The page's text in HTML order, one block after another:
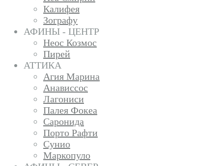
Калифея
Зографу
АФИНЫ - ЦЕНТР
Неос Козмос
Пирей
АТТИКА
Агия Марина
Анависсос
Лагониси
Палея Фокеа
Саронида
Порто Рафти
Сунио
Маркопуло